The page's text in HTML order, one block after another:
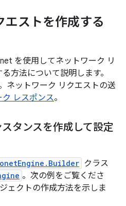
エストを作成する
を使用してネットワーク リ
方法について説明します。
ネットワーク リクエストの送
ク レスポンス。
タンスを作成して設定
クラス
。次の例をご覧くださ
ェクトの作成方法を示しま